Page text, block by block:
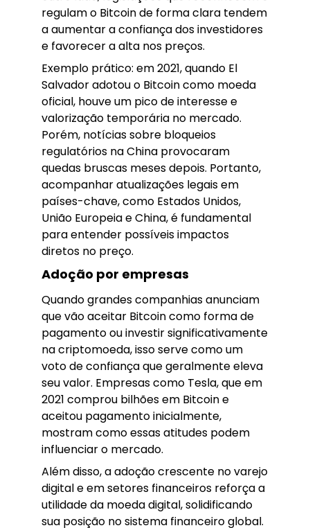
regulam o Bitcoin de forma clara tendem
a aumentar a confiança dos investidores
e favorecer a alta nos preços.
Exemplo prático: em 2021, quando El
Salvador adotou o Bitcoin como moeda
oficial, houve um pico de interesse e
valorização temporária no mercado.
Porém, notícias sobre bloqueios
regulatórios na China provocaram
quedas bruscas meses depois. Portanto,
acompanhar atualizações legais em
países-chave, como Estados Unidos,
União Europeia e China, é fundamental
para entender possíveis impactos
diretos no preço.
Adoção por empresas
Quando grandes companhias anunciam
que vão aceitar Bitcoin como forma de
pagamento ou investir significativamente
na criptomoeda, isso serve como um
voto de confiança que geralmente eleva
seu valor. Empresas como Tesla, que em
2021 comprou bilhões em Bitcoin e
aceitou pagamento inicialmente,
mostram como essas atitudes podem
influenciar o mercado.
Além disso, a adoção crescente no varejo
digital e em setores financeiros reforça a
utilidade da moeda digital, solidificando
sua posição no sistema financeiro global.